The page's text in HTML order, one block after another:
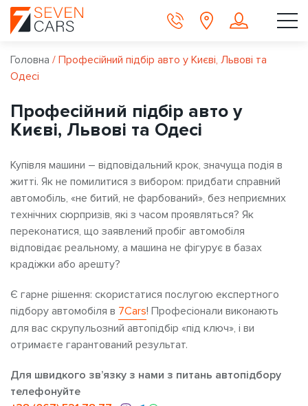
Головна / Професійний підбір авто у Києві, Львові та
Одесі
Професійний підбір авто у
Києві, Львові та Одесі
Купівля машини – відповідальний крок, значуща подія в
житті. Як не помилитися з вибором: придбати справний
автомобіль, «не битий, не фарбований», без неприємних
технічних сюрпризів, які з часом проявляться? Як
переконатися, що заявлений пробіг автомобіля
відповідає реальному, а машина не фігурує в базах
крадіжки або арешту?
Є гарне рішення: скористатися послугою експертного
підбору автомобіля в 7Cars! Професіонали виконають
для вас скрупульозний автопідбір «під ключ», і ви
отримаєте гарантований результат.
Для швидкого зв’язку з нами з питань автопідбору
телефонуйте